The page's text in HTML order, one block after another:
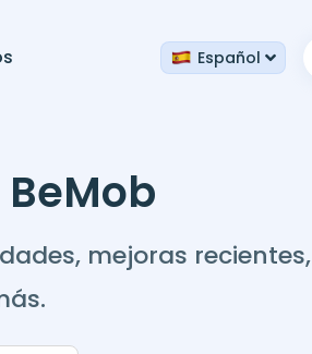
Español
mejoras recientes,